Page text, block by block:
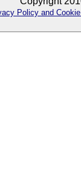
Policy and